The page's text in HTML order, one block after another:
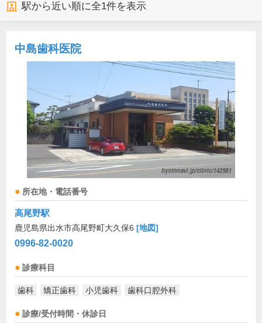
駅から近い順に全1件を表示
中島歯科医院
所在地・電話番号
高尾野駅
鹿児島県出水市高尾野町大久保6 [地図]
0996-82-0020
診療科目
歯科 矯正歯科 小児歯科 歯科口腔外科
診療/受付時間・休診日